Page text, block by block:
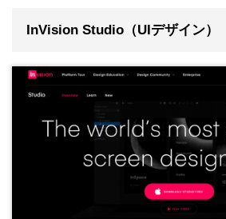
InVision Studio（UIデザイン）